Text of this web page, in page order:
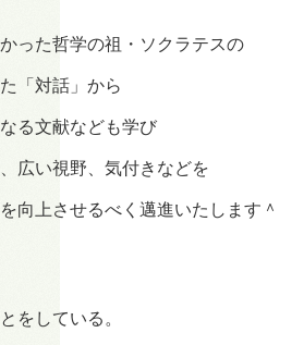
った哲学の祖・ソクラテスの
「対話」から
る文献なども学び
広い視野、気付きなどを
向上させるべく邁進いたします＾
をしている。